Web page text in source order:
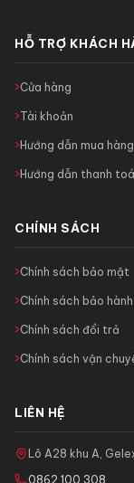
HỖ TRỢ KHÁCH
Cửa hàng
Tài khoản
Hướng dẫn mua hàng
Hướng dẫn thanh
CHÍNH SÁCH
Chính sách bảo mật
Chính sách bảo hành
Chính sách đổi trả
Chính sách vận
LIÊN HỆ
Lô A28 khu A,
0862.100.308